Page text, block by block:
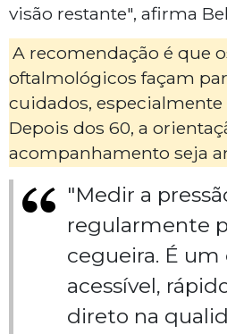
visão restante", afirma
A recomendação é que
oftalmológicos façam
cuidados, especialmente
Depois dos 60, a
acompanhamento seja
"Medir a
regularmente
cegueira. É
acessível,
direto na